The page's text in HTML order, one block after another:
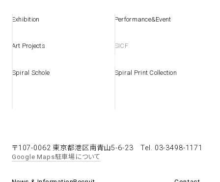
Exhibition Performance&Event
Art Projects SICF
Spiral Schole Spiral Print Collection
〒107-0062 東京都港区南青山5-6-23Tel. 03-3498-1171
Google Maps駐車場について